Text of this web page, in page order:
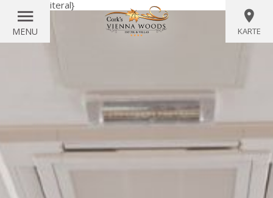
{/literal}
MENU KARTE